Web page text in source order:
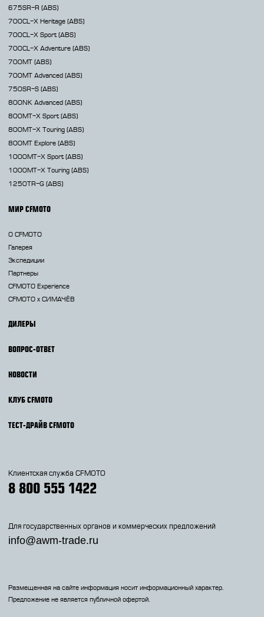
675SR-R (ABS)
700CL-X Heritage (ABS)
700CL-X Sport (ABS)
700CL-X Adventure (ABS)
700MT (ABS)
700MT Advanced (ABS)
750SR-S (ABS)
800NK Advanced (ABS)
800MT-X Sport (ABS)
800MT-X Touring (ABS)
800MT Explore (ABS)
1000MT-X Sport (ABS)
1000MT-X Touring (ABS)
1250TR-G (ABS)
МИР CFMOTO
О CFMOTO
Галерея
Экспедиции
Партнеры
CFMOTO Experience
CFMOTO х СИМАЧЁВ
ДИЛЕРЫ
ВОПРОС-ОТВЕТ
НОВОСТИ
КЛУБ CFMOTO
ТЕСТ-ДРАЙВ CFMOTO
Клиентская служба CFMOTO
8 800 555 1422
Для государственных органов и коммерческих предложений
info@awm-trade.ru
Размещенная на сайте информация носит информационный характер.
Предложение не является публичной офертой.